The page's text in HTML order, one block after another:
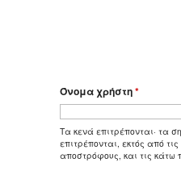
Όνομα χρήστη*
Τα κενά επιτρέπονται· τα
επιτρέπονται, εκτός από
αποστρόφους, και τις κάτω